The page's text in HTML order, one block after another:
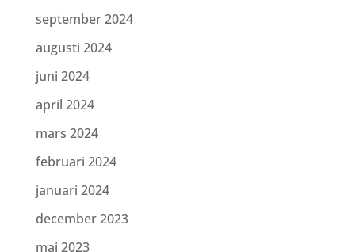
september 2024
augusti 2024
juni 2024
april 2024
mars 2024
februari 2024
januari 2024
december 2023
maj 2023